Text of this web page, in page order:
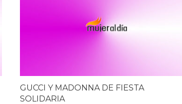
GUCCI Y MADONNA DE FIESTA
SOLIDARIA